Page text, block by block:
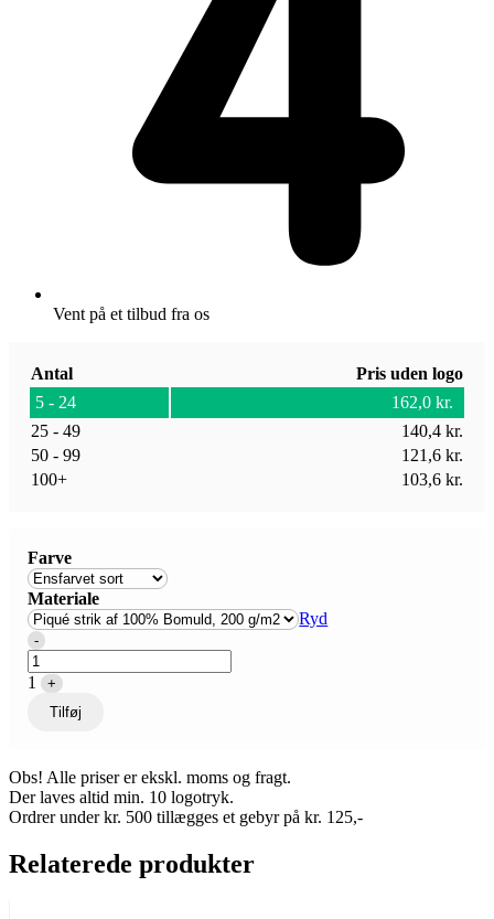
Vent på et tilbud fra os
Antal
Pris uden logo
5 - 24
162,0 kr.
25 - 49
140,4 kr.
50 - 99
121,6 kr.
100+
103,6 kr.
Farve
Materiale
Ryd
Quantity
-
1
+
Tilføj
Obs! Alle priser er ekskl. moms og fragt.
Der laves altid min. 10 logotryk.
Ordrer under kr. 500 tillægges et gebyr på kr. 125,-
Relaterede produkter